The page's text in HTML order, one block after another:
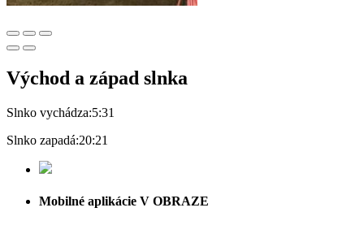
Východ a západ slnka
Slnko vychádza:5:31
Slnko zapadá:20:21
Mobilné aplikácie V OBRAZE